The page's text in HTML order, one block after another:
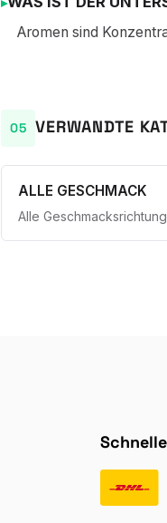
Aromen sind
VERWANDTE
ALLE GESCHMACK
Alle